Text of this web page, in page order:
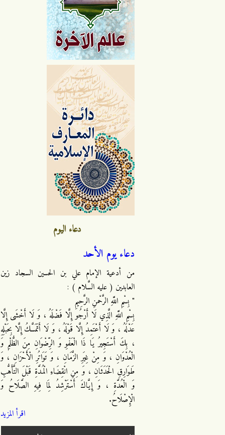
دعاء اليوم
دعاء يوم الأحد
من أدعية الإمام علي بن الحسين السجاد زين
العابدين ( عليه السَّلام ) :
" بِسْمِ اللَّهِ الرَّحْمنِ الرَّحِيمِ
بِسْمِ اللَّهِ الَّذِي لَا أَرْجُو إِلَّا فَضْلَهُ ، وَ لَا أَخْشَى إِلَّا
عَدْلَهُ ، وَ لَا أَعْتَمِدُ إِلَّا قَوْلَهُ ، وَ لَا أَتَمَسَّكُ إِلَّا بِحَبْلِهِ
، بِكَ أَسْتَجِيرُ يَا ذَا الْعَفْوِ وَ الرِّضْوَانِ مِنَ الظُّلْمِ وَ
الْعُدْوَانِ ، وَ مِنْ غِيَرِ الزَّمَانِ ، وَ تَوَاتُرِ الْأَحْزَانِ ، وَ
طَوَارِقِ الْحَدَثَانِ ، وَ مِنِ انْقِضَاءِ الْمُدَّةِ قَبْلَ التَّأَهُّبِ
وَ الْعُدَّةِ ، وَ إِيَّاكَ أَسْتَرْشِدُ لِمَا فِيهِ الصَّلَاحُ وَ
الْإِصْلَاحُ.
اقرأ المزيد